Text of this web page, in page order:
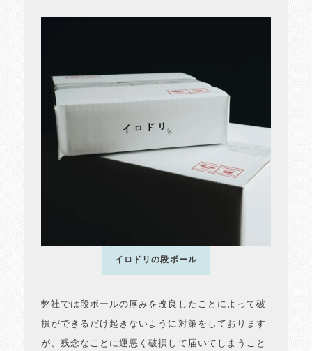
イロドリの段ボール
弊社では段ボールの厚みを改良したことによって破
損ができるだけ起きないように対策をしております
が、残念なことに運悪く破損して届いてしまうこと